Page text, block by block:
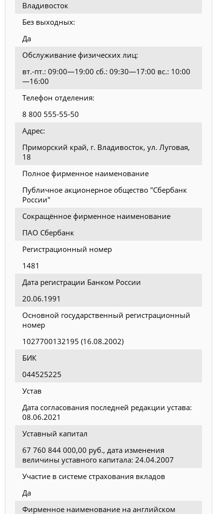
Владивосток
Без выходных:
Да
Обслуживание физических лиц:
вт.-пт.: 09:00—19:00 сб.: 09:30—17:00 вс.: 10:00
—16:00
Телефон отделения:
8 800 555-55-50
Адрес:
Приморский край, г. Владивосток, ул. Луговая,
18
Полное фирменное наименование
Публичное акционерное общество "Сбербанк
России"
Сокращённое фирменное наименование
ПАО Сбербанк
Регистрационный номер
1481
Дата регистрации Банком России
20.06.1991
Основной государственный регистрационный
номер
1027700132195 (16.08.2002)
БИК
044525225
Устав
Дата согласования последней редакции устава:
08.06.2021
Уставный капитал
67 760 844 000,00 руб., дата изменения
величины уставного капитала: 24.04.2007
Участие в системе страхования вкладов
Да
Фирменное наименование на английском